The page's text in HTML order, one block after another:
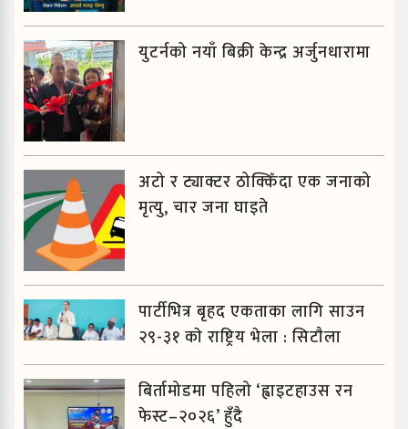
युटर्नको नयाँ बिक्री केन्द्र अर्जुनधारामा
अटो र ट्याक्टर ठोक्किँदा एक जनाको
मृत्यु, चार जना घाइते
पार्टीभित्र बृहद एकताका लागि साउन
२९-३१ काे राष्ट्रिय भेला : सिटाैला
बिर्तामोडमा पहिलो ‘ह्वाइटहाउस रन
फेस्ट–२०२६’ हुँदै